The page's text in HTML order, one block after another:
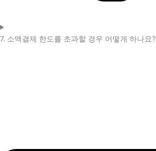
7. 소액결제 한도를 초과할 경우 어떻게 하나요?